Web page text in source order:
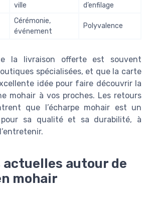
ville
d’enfilage
Cérémonie,
événement
Polyvalence
la livraison offerte est souvent
spécialisées, et que la carte
idée pour faire découvrir la
mohair à vos proches. Les retours
que l’écharpe mohair est un
pour sa qualité et sa durabilité, à
actuelles autour de
mohair